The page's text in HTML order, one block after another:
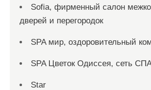
Sofia, фирменный салон
дверей и перегородок
SPA мир, оздоровительный
SPA Цветок Одиссея, сеть
Star